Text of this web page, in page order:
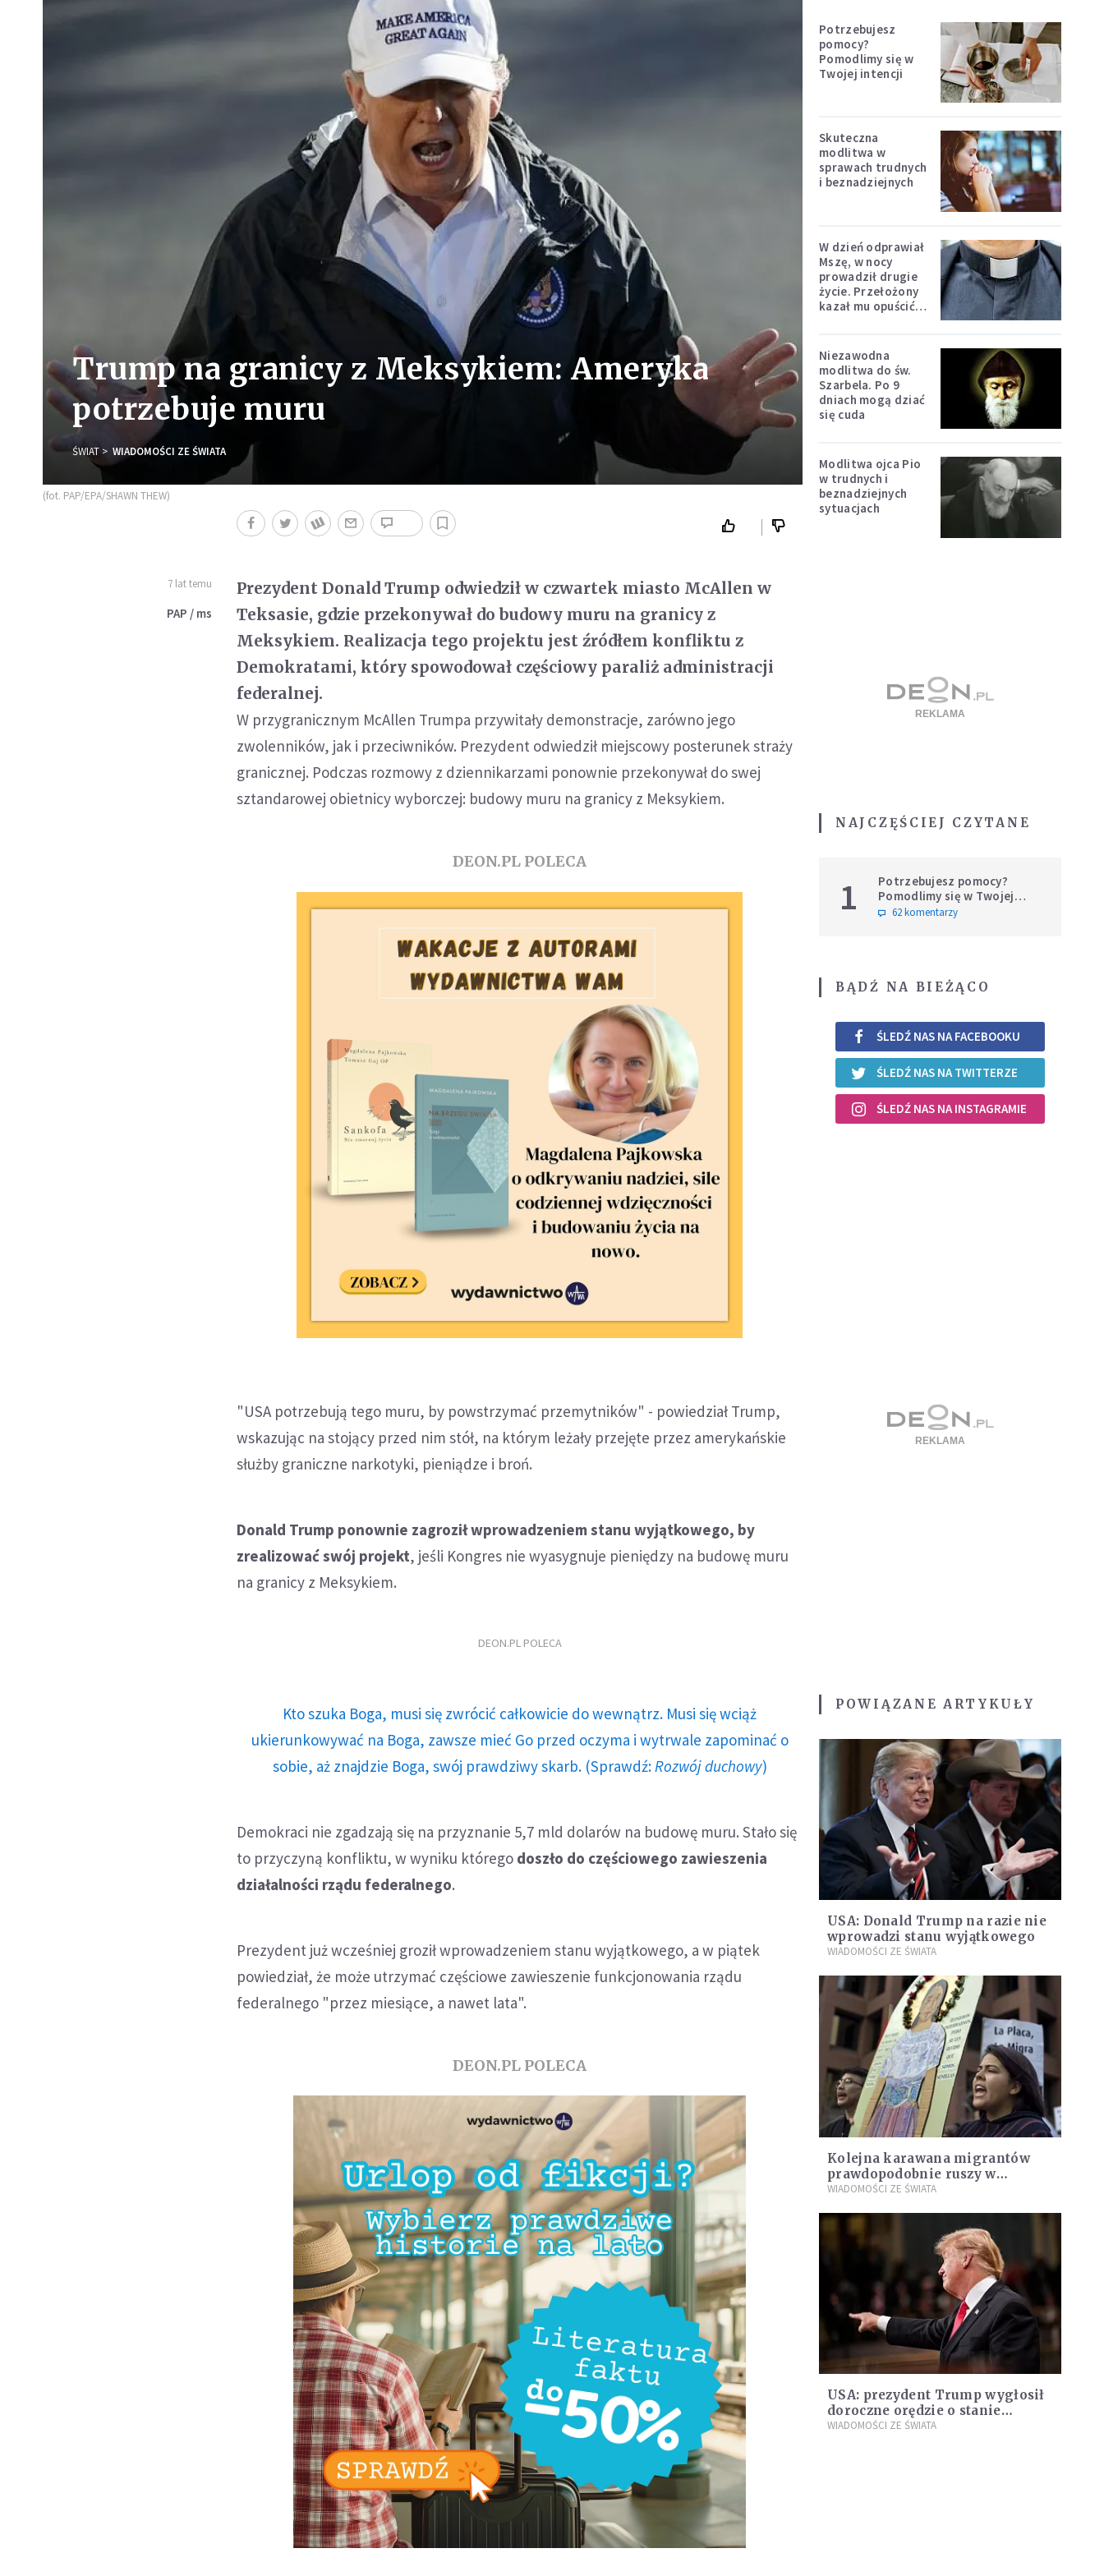
Trump na granicy z Meksykiem: Ameryka
potrzebuje muru
ŚWIAT WIADOMOŚCI ZE ŚWIATA
(fot. PAP/EPA/SHAWN THEW)
7 lat temu
PAP / ms
Prezydent Donald Trump odwiedził w czwartek miasto McAllen w
Teksasie, gdzie przekonywał do budowy muru na granicy z
Meksykiem. Realizacja tego projektu jest źródłem konfliktu z
Demokratami, który spowodował częściowy paraliż administracji
federalnej.
W przygranicznym McAllen Trumpa przywitały demonstracje, zarówno jego
zwolenników, jak i przeciwników. Prezydent odwiedził miejscowy posterunek straży
granicznej. Podczas rozmowy z dziennikarzami ponownie przekonywał do swej
sztandarowej obietnicy wyborczej: budowy muru na granicy z Meksykiem.
DEON.PL POLECA
"USA potrzebują tego muru, by powstrzymać przemytników" - powiedział Trump,
wskazując na stojący przed nim stół, na którym leżały przejęte przez amerykańskie
służby graniczne narkotyki, pieniądze i broń.
Donald Trump ponownie zagroził wprowadzeniem stanu wyjątkowego, by
zrealizować swój projekt, jeśli Kongres nie wyasygnuje pieniędzy na budowę muru
na granicy z Meksykiem.
DEON.PL POLECA
Kto szuka Boga, musi się zwrócić całkowicie do wewnątrz. Musi się wciąż
ukierunkowywać na Boga, zawsze mieć Go przed oczyma i wytrwale zapominać o
sobie, aż znajdzie Boga, swój prawdziwy skarb. (Sprawdź: Rozwój duchowy)
Demokraci nie zgadzają się na przyznanie 5,7 mld dolarów na budowę muru. Stało się
to przyczyną konfliktu, w wyniku którego doszło do częściowego zawieszenia
działalności rządu federalnego.
Prezydent już wcześniej groził wprowadzeniem stanu wyjątkowego, a w piątek
powiedział, że może utrzymać częściowe zawieszenie funkcjonowania rządu
federalnego "przez miesiące, a nawet lata".
DEON.PL POLECA
Potrzebujesz
pomocy?
Pomodlimy się w
Twojej intencji
Skuteczna
modlitwa w
sprawach trudnych
i beznadziejnych
W dzień odprawiał
Mszę, w nocy
prowadził drugie
życie. Przełożony
kazał mu opuścić
Niezawodna
modlitwa do św.
Szarbela. Po 9
dniach mogą dziać
się cuda
Modlitwa ojca Pio
w trudnych i
beznadziejnych
sytuacjach
NAJCZĘŚCIEJ CZYTANE
1
Potrzebujesz pomocy?
Pomodlimy się w Twojej
intencji
62 komentarzy
BĄDŹ NA BIEŻĄCO
ŚLEDŹ NAS NA FACEBOOKU
ŚLEDŹ NAS NA TWITTERZE
ŚLEDŹ NAS NA INSTAGRAMIE
POWIĄZANE ARTYKUŁY
USA: Donald Trump na razie nie
wprowadzi stanu wyjątkowego
WIADOMOŚCI ZE ŚWIATA
Kolejna karawana migrantów
prawdopodobnie ruszy w
styczniu
WIADOMOŚCI ZE ŚWIATA
USA: prezydent Trump wygłosił
doroczne orędzie o stanie
państwa. "Apeluję, byście wybrali
WIADOMOŚCI ZE ŚWIATA